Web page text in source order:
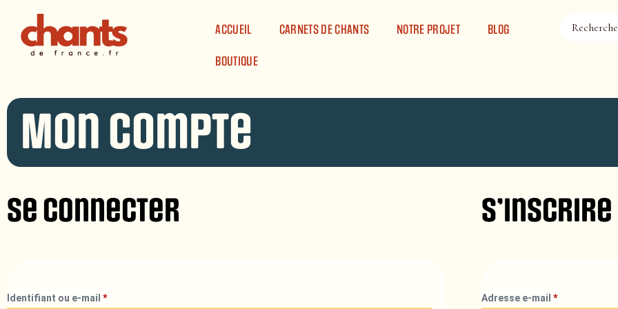
ACCUEIL
CARNETS DE CHANTS NOTRE PROJET BLOG
BOUTIQUE
Mon compte
Se connecter
Identifiant ou e-mail *
S’inscrire
Adresse e-mail*